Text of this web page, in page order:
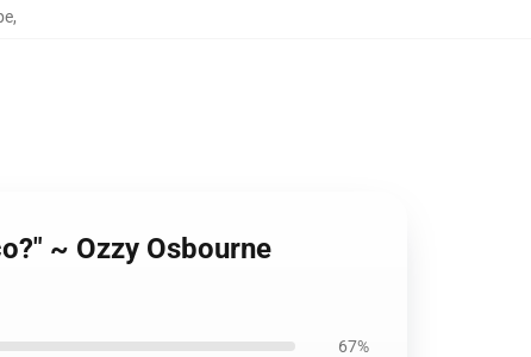
,
~ Ozzy Osbourne
67%